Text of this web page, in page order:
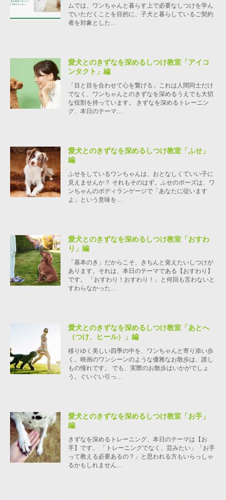
ムでは、ワンちゃんと暮らす上で必要なしつけを学ん
でいただくことを目的に、子犬と暮らしているご契約
者を対象とした…
愛犬とのきずなを深めるしつけ教室「アイコ
ンタクト」編
「目と目を合わせて心を繋げる」これは人間同士だけ
でなく、ワンちゃんとのきずなを深めるうえでも大切
な役割を持っています。 きずなを深めるトレーニン
グ、本日のテーマ…
愛犬とのきずなを深めるしつけ教室「ふせ」
編
ふせをしているワンちゃんは、おとなしくていい子に
見えませんか？ それもそのはず。ふせのポーズは、ワ
ンちゃんのボディランゲージで「あなたに従います
よ」という意味を…
愛犬とのきずなを深めるしつけ教室「おすわ
り」編
「基本のき」だからこそ、きちんと覚えたいしつけが
あります。それは、本日のテーマである【おすわり】
です。 「おすわり！おすわり！」と何回も言わないと
すわらなかった…
愛犬とのきずなを深めるしつけ教室「あとへ
（つけ、ヒール）」編
移りゆく美しい四季の中を、ワンちゃんと寄り添い歩
く。映画のワンシーンのような優雅なお散歩は、誰し
もの憧れです。 でも、実際のお散歩はいかがでしょ
う。ぐいぐい引っ…
愛犬とのきずなを深めるしつけ教室「お手」
編
きずなを深めるトレーニング、本日のテーマは【お
手】です。 「トレーニングでなく、芸みたい」「お手
って教える必要あるの？」と思われる方もいらっしゃ
るかもしれません…